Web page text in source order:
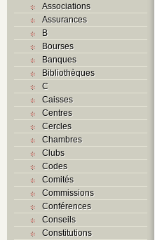
Associations
Assurances
B
Bourses
Banques
Bibliothèques
C
Caisses
Centres
Cercles
Chambres
Clubs
Codes
Comités
Commissions
Conférences
Conseils
Constitutions